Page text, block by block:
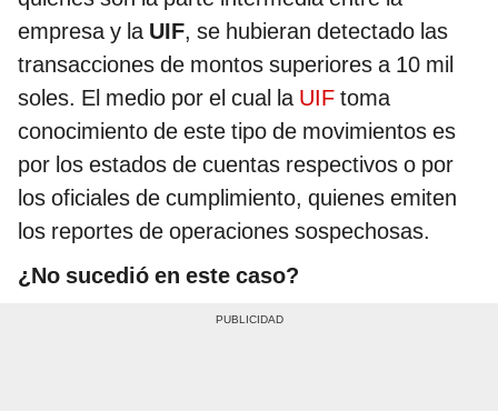
empresa y la UIF, se hubieran detectado las
transacciones de montos superiores a 10 mil
soles. El medio por el cual la UIF toma
conocimiento de este tipo de movimientos es
por los estados de cuentas respectivos o por
los oficiales de cumplimiento, quienes emiten
los reportes de operaciones sospechosas.
¿No sucedió en este caso?